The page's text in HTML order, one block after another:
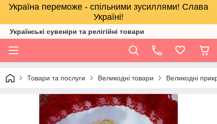
Україна переможе - спільними зусиллями! Слава
Україні!
Українські сувеніри та релігійнi товари
Товари та послуги Великодні товари Великодні